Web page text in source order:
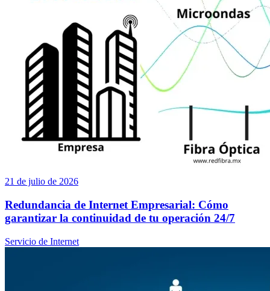
21 de julio de 2026
Redundancia de Internet Empresarial: Cómo
garantizar la continuidad de tu operación 24/7
Servicio de Internet